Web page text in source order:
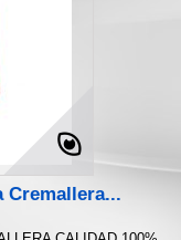
Cremallera...